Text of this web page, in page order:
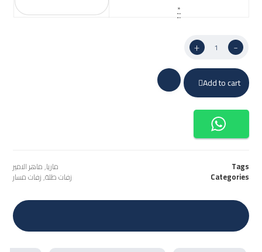
*
-
+
Add to cart
Tags ماريا,ماهر الامير
Categories زفات طلة,زفات مسار